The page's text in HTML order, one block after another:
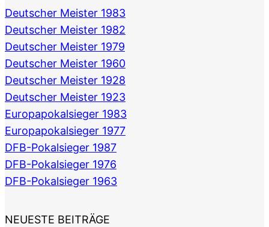
Deutscher Meister 1983
Deutscher Meister 1982
Deutscher Meister 1979
Deutscher Meister 1960
Deutscher Meister 1928
Deutscher Meister 1923
Europapokalsieger 1983
Europapokalsieger 1977
DFB-Pokalsieger 1987
DFB-Pokalsieger 1976
DFB-Pokalsieger 1963
NEUESTE BEITRÄGE